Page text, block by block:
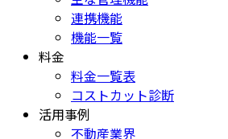
連携機能
機能一覧
料金
料金一覧表
コストカット診断
活用事例
不動産業界